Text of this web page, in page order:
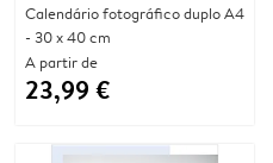
Calendário fotográfico duplo A4
- 30 x 40 cm
A partir de
23,99 €